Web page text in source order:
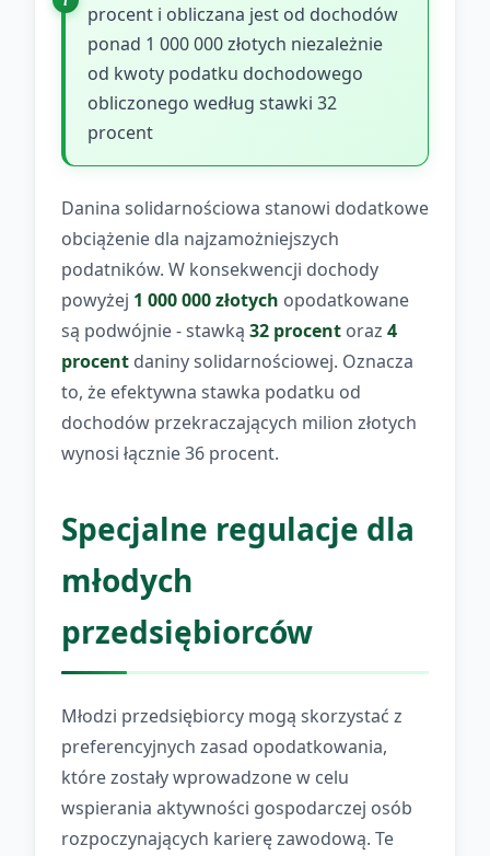
procent i obliczana jest od dochodów
ponad 1 000 000 złotych niezależnie
od kwoty podatku dochodowego
obliczonego według stawki 32
procent
Danina solidarnościowa stanowi dodatkowe
obciążenie dla najzamożniejszych
podatników. W konsekwencji dochody
powyżej 1 000 000 złotych opodatkowane
są podwójnie - stawką 32 procent oraz 4
procent daniny solidarnościowej. Oznacza
to, że efektywna stawka podatku od
dochodów przekraczających milion złotych
wynosi łącznie 36 procent.
Specjalne regulacje dla
młodych
przedsiębiorców
Młodzi przedsiębiorcy mogą skorzystać z
preferencyjnych zasad opodatkowania,
które zostały wprowadzone w celu
wspierania aktywności gospodarczej osób
rozpoczynających karierę zawodową. Te